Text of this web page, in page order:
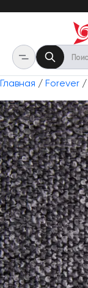
Главная / Forever /